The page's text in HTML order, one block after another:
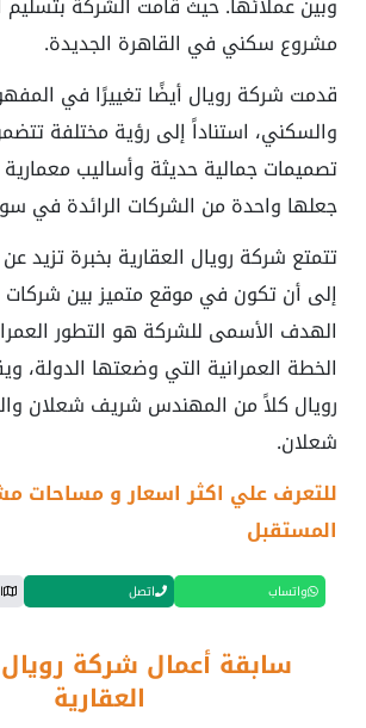
مشروع سكني في القاهرة الجديدة.
قدمت شركة رويال أيضًا تغييرًا في
والسكني، استناداً إلى رؤية مختلفة
تصميمات جمالية حديثة وأساليب
جعلها واحدة من الشركات الرائدة في
إلى أن تكون في موقع متميز بين شركات
الهدف الأسمى للشركة هو التطور
الخطة العمرانية التي وضعتها الدولة،
رويال كلاً من المهندس شريف شعلان
شعلان.
للتعرف علي اكثر اسعار و مساحات
المستقبل
واتساب اتصل
سابقة أعمال شركة
العقارية